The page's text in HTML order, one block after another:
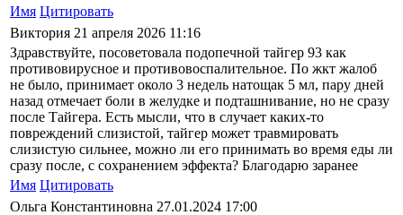
Имя Цитировать
Виктория 21 апреля 2026 11:16
Здравствуйте, посоветовала подопечной тайгер 93 как
противовирусное и противовоспалительное. По жкт жалоб
не было, принимает около 3 недель натощак 5 мл, пару дней
назад отмечает боли в желудке и подташнивание, но не сразу
после Тайгера. Есть мысли, что в случает каких-то
повреждений слизистой, тайгер может травмировать
слизистую сильнее, можно ли его принимать во время еды ли
сразу после, с сохранением эффекта? Благодарю заранее
Имя Цитировать
Ольга Константиновна 27.01.2024 17:00